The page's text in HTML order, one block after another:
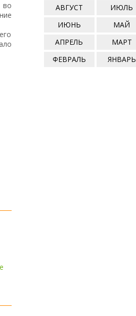
во
АВГУСТ
ИЮЛЬ
ИЮНЬ
МАЙ
АПРЕЛЬ
МАРТ
ФЕВРАЛЬ
ЯНВАРЬ